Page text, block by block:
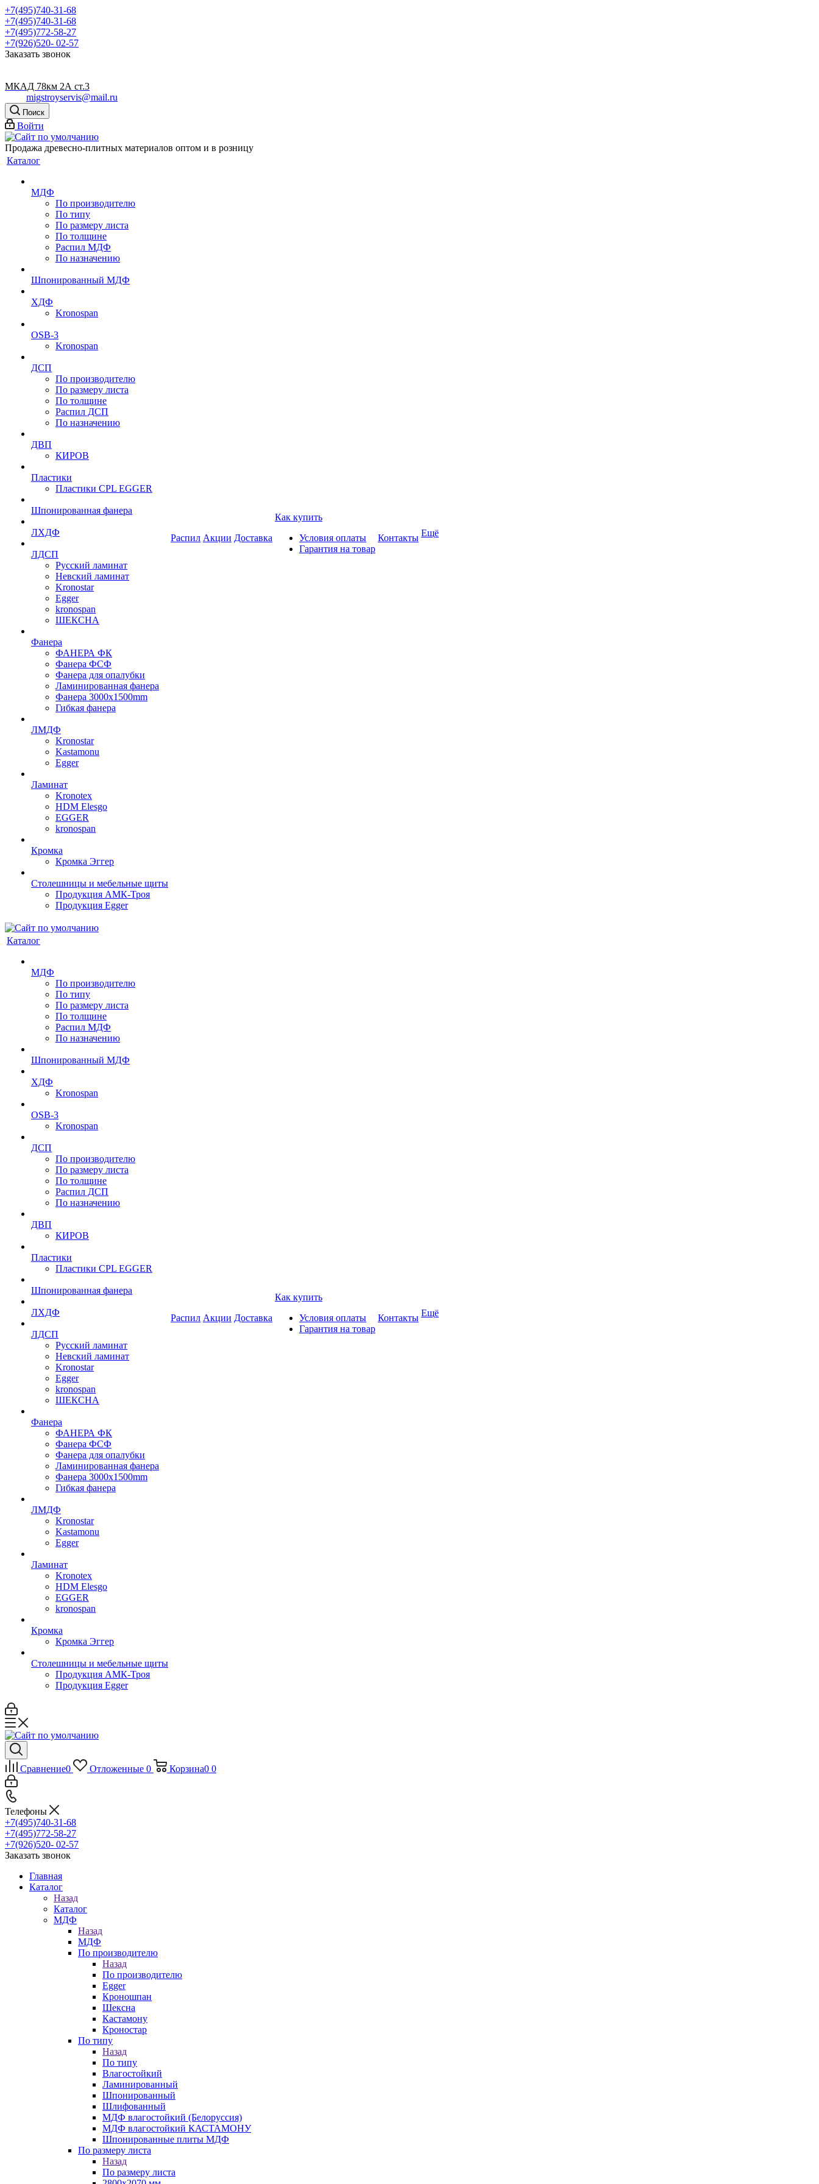
+7(495)740-31-68
+7(495)740-31-68
+7(495)772-58-27
+7(926)520- 02-57
Заказать звонок
МКАД 78км 2А ст.3
migstroyservis@mail.ru
Поиск
Войти
Продажа древесно-плитных материалов оптом и в розницу
Каталог
МДФ
По производителю
По типу
По размеру листа
По толщине
Распил МДФ
По назначению
Шпонированный МДФ
ХДФ
Kronospan
OSB-3
Kronospan
ДСП
По производителю
По размеру листа
По толщине
Распил ДСП
По назначению
ДВП
КИРОВ
Пластики
Пластики CPL EGGER
Шпонированная фанера
ЛХДФ
ЛДСП
Русский ламинат
Невский ламинат
Kronostar
Egger
kronospan
ШЕКСНА
Фанера
ФАНЕРА ФК
Фанера ФСФ
Фанера для опалубки
Ламинированная фанера
Фанера 3000х1500mm
Гибкая фанера
ЛМДФ
Kronostar
Kastamonu
Egger
Ламинат
Kronotex
HDM Elesgo
EGGER
kronospan
Кромка
Кромка Эггер
Столешницы и мебельные щиты
Продукция АМК-Троя
Продукция Egger
Распил Акции Доставка
Как купить
Условия оплаты
Гарантия на товар
Контакты Ещё
Каталог
МДФ
По производителю
По типу
По размеру листа
По толщине
Распил МДФ
По назначению
Шпонированный МДФ
ХДФ
Kronospan
OSB-3
Kronospan
ДСП
По производителю
По размеру листа
По толщине
Распил ДСП
По назначению
ДВП
КИРОВ
Пластики
Пластики CPL EGGER
Шпонированная фанера
ЛХДФ
ЛДСП
Русский ламинат
Невский ламинат
Kronostar
Egger
kronospan
ШЕКСНА
Фанера
ФАНЕРА ФК
Фанера ФСФ
Фанера для опалубки
Ламинированная фанера
Фанера 3000х1500mm
Гибкая фанера
ЛМДФ
Kronostar
Kastamonu
Egger
Ламинат
Kronotex
HDM Elesgo
EGGER
kronospan
Кромка
Кромка Эггер
Столешницы и мебельные щиты
Продукция АМК-Троя
Продукция Egger
Распил Акции Доставка
Как купить
Условия оплаты
Гарантия на товар
Контакты Ещё
Сравнение0 Отложенные 0 Корзина0 0
Телефоны
+7(495)740-31-68
+7(495)772-58-27
+7(926)520- 02-57
Заказать звонок
Главная
Каталог
Назад
Каталог
МДФ
Назад
МДФ
По производителю
Назад
По производителю
Egger
Кроношпан
Шексна
Кастамону
Кроностар
По типу
Назад
По типу
Влагостойкий
Ламинированный
Шпонированный
Шлифованный
МДФ влагостойкий (Белоруссия)
МДФ влагостойкий КАСТАМОНУ
Шпонированные плиты МДФ
По размеру листа
Назад
По размеру листа